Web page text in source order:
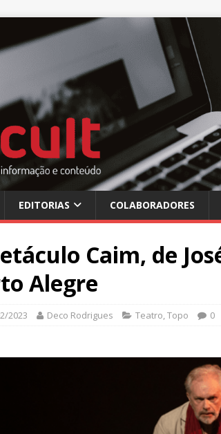
EDITORIAS COLABORADORES
Caim, de
Alegre
2023 Deco Rodrigues Teatro Topo 0